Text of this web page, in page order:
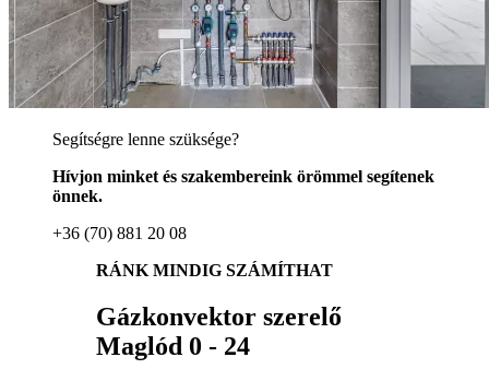
Segítségre lenne szüksége?
Hívjon minket és szakembereink örömmel segítenek
önnek.
+36 (70) 881 20 08
RÁNK MINDIG SZÁMÍTHAT
Gázkonvektor szerelő
Maglód 0 - 24